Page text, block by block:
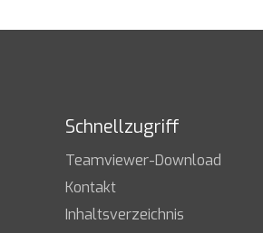
Schnellzugriff
Teamviewer-Download
Kontakt
Inhaltsverzeichnis